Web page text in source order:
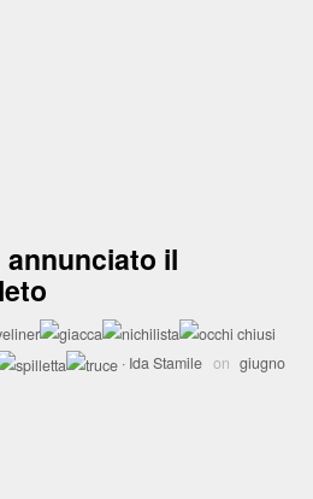
il
· Ida Stamile on giugno